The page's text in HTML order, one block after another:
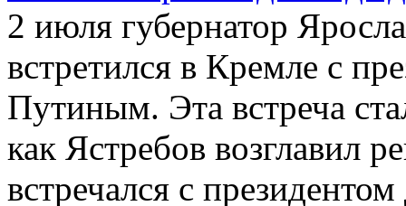
2 июля губернатор
встретился в Кремле с
Путиным. Эта встреча
как Ястребов возглавил
встречался с